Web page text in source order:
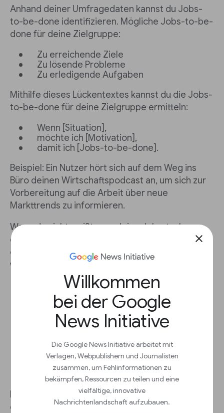
close
Willkommen
bei der Google
News Initiative
Die Google News Initiative arbeitet mit
Verlagen, Webpublishern und Journalisten
zusammen, um Fehlinformationen zu
bekämpfen, Ressourcen zu teilen und eine
vielfältige, innovative
Nachrichtenlandschaft aufzubauen.
Anhand deiner Umfragedaten kannst du Jobs-
to-be-done identifizieren. Mögliche Jobs-to-be-
done für deine Zielgruppe:
Zu erreichende Ziele
Zu lösende Probleme
Zu erledigende Aufgaben
Mithilfe dieses Lückentextes kannst du die Jobs-
to-be-done für deine Zielgruppe ermitteln:
Wenn [Situation],
möchte ich [Motivation],
damit ich [Jobs-to-be-done].
Beispiel: Ein Nutzer hört sich auf dem Weg ins
Büro deinen Wirtschaftspodcast an, um sich zur
Vorbereitung auf die Arbeit über neue
Markttrends zu informieren.
Wenn du nicht weißt, was deine Jobs-to-be-
done sind, kannst du einen der BBC-Artikel zu
diesem Thema lesen, die 2020 veröffentlicht
wurden.
Dein Alleinstellungsmerkmal
hervorheben
Ein Nutzenversprechen beschreibt den Nutzen,
den du deinem Publikum bietest, und hilft dir, die